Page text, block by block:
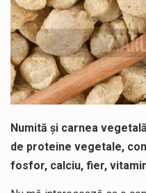
Numită și carnea
de proteine vegetale,
fosfor, calciu, fier,